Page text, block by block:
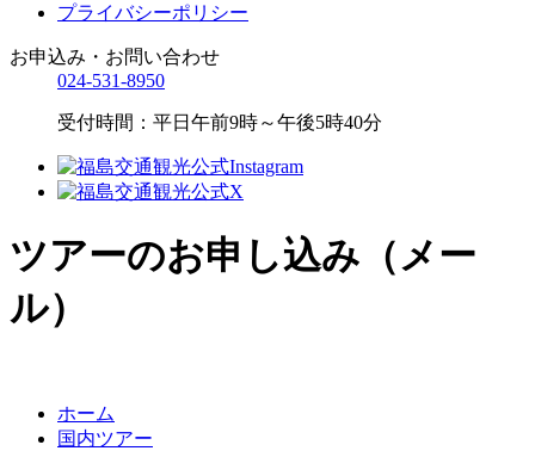
プライバシーポリシー
お申込み・お問い合わせ
024-531-8950
受付時間：平日午前9時～午後5時40分
ツアーのお申し込み（メー
ル）
ホーム
国内ツアー